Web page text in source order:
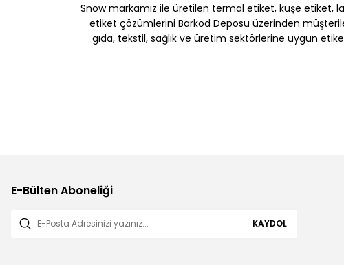
Snow markamız ile üretilen termal etiket, kuşe etiket,
etiket çözümlerini Barkod Deposu üzerinden
gıda, tekstil, sağlık ve üretim sektörlerine uygun
E-Bülten Aboneliği
KAYDOL